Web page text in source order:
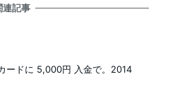
連記事
ードに 5,000円 入金で。2014